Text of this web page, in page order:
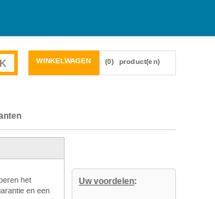
WINKELWAGEN (0) product(en)
het
en een
Uw voordelen: